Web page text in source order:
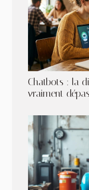
Chatbots : la
vraiment